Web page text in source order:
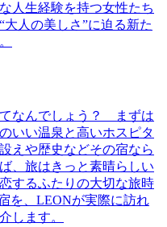
人生経験を持つ女性たち
人の美しさ”に迫る新た
なんでしょう？ まずは
いい温泉と高いホスピタ
えや歴史などその宿なら
、旅はきっと素晴らしい
するふたりの大切な旅時
を、LEONが実際に訪れ
します。